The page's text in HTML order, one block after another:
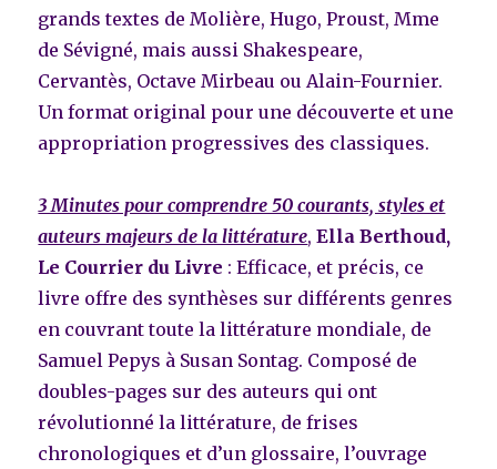
grands textes de Molière, Hugo, Proust, Mme
de Sévigné, mais aussi Shakespeare,
Cervantès, Octave Mirbeau ou Alain-Fournier.
Un format original pour une découverte et une
appropriation progressives des classiques.
3 Minutes pour comprendre 50 courants, styles et
auteurs majeurs de la littérature,Ella Berthoud,
Le Courrier du Livre : Efficace, et précis, ce
livre offre des synthèses sur différents genres
en couvrant toute la littérature mondiale, de
Samuel Pepys à Susan Sontag. Composé de
doubles-pages sur des auteurs qui ont
révolutionné la littérature, de frises
chronologiques et d’un glossaire, l’ouvrage